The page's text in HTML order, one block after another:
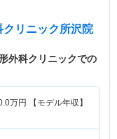
クリニック所沢院
外科クリニックでの
万円
【モデル年収】